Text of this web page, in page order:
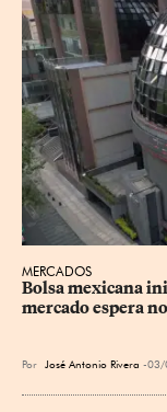
MERCADOS
Bolsa mexicana
mercado espera
Por José Antonio Rivera 03/